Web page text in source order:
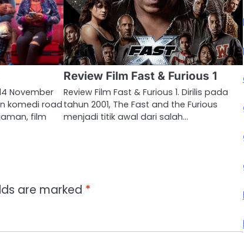
November
komedi road
film
Review Film Fast & Furious 1
Review Film Fast & Furious 1. Dirilis pada
tahun 2001, The Fast and the Furious
menjadi titik awal dari salah…
are marked *